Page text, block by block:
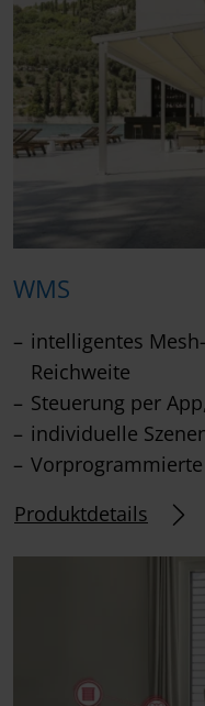
WMS
intelligentes
Reichweite
Steuerung per
individuelle
Produktdetails